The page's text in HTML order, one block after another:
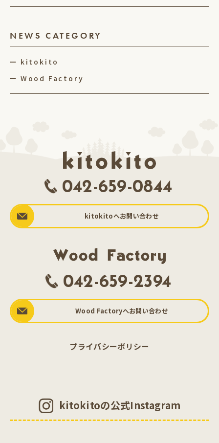
NEWS CATEGORY
kitokito
Wood Factory
042-659-0844
kitokitoへお問い合わせ
042-659-2394
Wood Factoryへお問い合わせ
プライバシーポリシー
kitokitoの公式Instagram